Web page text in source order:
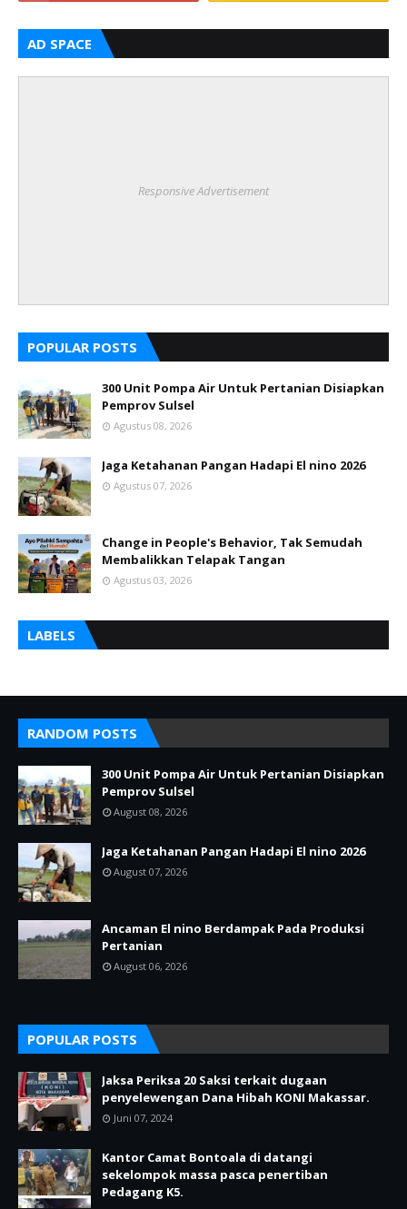
AD SPACE
Responsive Advertisement
POPULAR POSTS
300 Unit Pompa Air Untuk Pertanian Disiapkan
Pemprov Sulsel
Agustus 08, 2026
Jaga Ketahanan Pangan Hadapi El nino 2026
Agustus 07, 2026
Change in People's Behavior, Tak Semudah
Membalikkan Telapak Tangan
Agustus 03, 2026
LABELS
RANDOM POSTS
300 Unit Pompa Air Untuk Pertanian Disiapkan
Pemprov Sulsel
August 08, 2026
Jaga Ketahanan Pangan Hadapi El nino 2026
August 07, 2026
Ancaman El nino Berdampak Pada Produksi
Pertanian
August 06, 2026
POPULAR POSTS
Jaksa Periksa 20 Saksi terkait dugaan
penyelewengan Dana Hibah KONI Makassar.
Juni 07, 2024
Kantor Camat Bontoala di datangi
sekelompok massa pasca penertiban
Pedagang K5.